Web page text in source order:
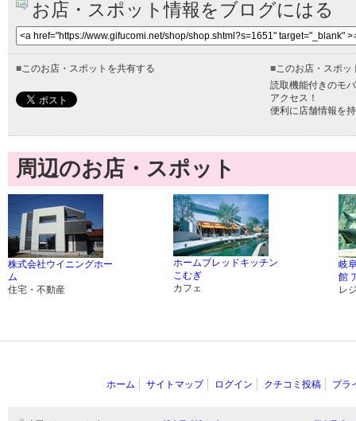
お店・スポット情報をブログにはる
■このお店・スポットを共有する ■このお店・スポッ
読取機能付きのモ
アクセス！
便利に店舗情報を
周辺のお店・スポット
株式会社ウイニングホー
ム
住宅・不動産
ホームブレッドキッチン
こむぎ
カフェ
岐
館
レ
ホーム サイトマップ ログイン クチコミ投稿 プラ